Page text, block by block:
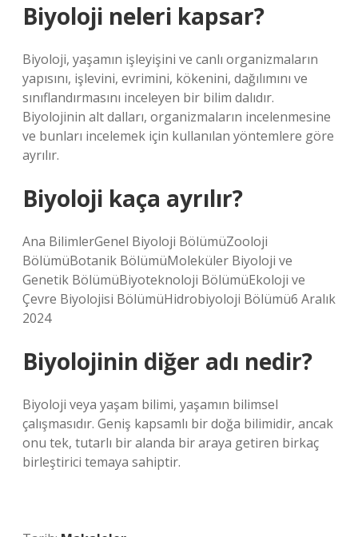
Biyoloji neleri kapsar?
Biyoloji, yaşamın işleyişini ve canlı organizmaların
yapısını, işlevini, evrimini, kökenini, dağılımını ve
sınıflandırmasını inceleyen bir bilim dalıdır.
Biyolojinin alt dalları, organizmaların incelenmesine
ve bunları incelemek için kullanılan yöntemlere göre
ayrılır.
Biyoloji kaça ayrılır?
Ana BilimlerGenel Biyoloji BölümüZooloji
BölümüBotanik BölümüMoleküler Biyoloji ve
Genetik BölümüBiyoteknoloji BölümüEkoloji ve
Çevre Biyolojisi BölümüHidrobiyoloji Bölümü6 Aralık
2024
Biyolojinin diğer adı nedir?
Biyoloji veya yaşam bilimi, yaşamın bilimsel
çalışmasıdır. Geniş kapsamlı bir doğa bilimidir, ancak
onu tek, tutarlı bir alanda bir araya getiren birkaç
birleştirici temaya sahiptir.